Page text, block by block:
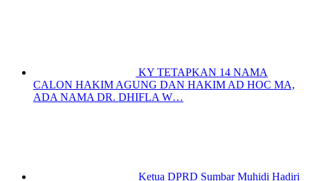
KY TETAPKAN 14 NAMA
CALON HAKIM AGUNG DAN HAKIM AD HOC MA,
ADA NAMA DR. DHIFLA W…
Ketua DPRD Sumbar Muhidi Hadiri